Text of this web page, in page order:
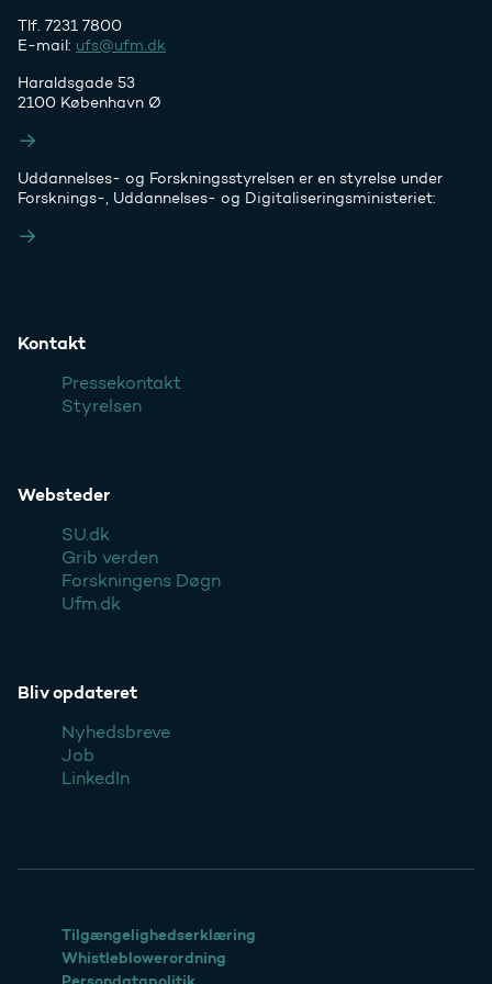
Tlf. 7231 7800
E-mail: ufs@ufm.dk
Haraldsgade 53
2100 København Ø
Uddannelses- og Forskningsstyrelsen er en styrelse under
Forsknings-, Uddannelses- og Digitaliseringsministeriet:
Kontakt
Pressekontakt
Styrelsen
Websteder
SU.dk
Grib verden
Forskningens Døgn
Ufm.dk
Bliv opdateret
Nyhedsbreve
Job
LinkedIn
Tilgængelighedserklæring
Whistleblowerordning